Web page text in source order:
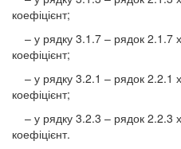
коефіцієнт;
– у рядку 3.1.7 – рядок 2.1.7
коефіцієнт;
– у рядку 3.2.1 – рядок 2.2.1
коефіцієнт;
– у рядку 3.2.3 – рядок 2.2.3
коефіцієнт.